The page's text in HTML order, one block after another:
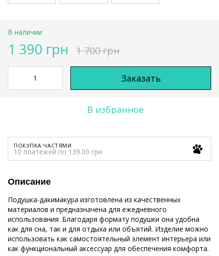
В наличии
1 390 грн 1 700 грн
Заказать
В избранное
ПОКУПКА ЧАСТЯМИ
10 платежей по 139.00 грн
Описание
Подушка-дакимакура изготовлена из качественных
материалов и предназначена для ежедневного
использования. Благодаря формату подушки она удобна
как для сна, так и для отдыха или объятий. Изделие можно
использовать как самостоятельный элемент интерьера или
как функциональный аксессуар для обеспечения комфорта.